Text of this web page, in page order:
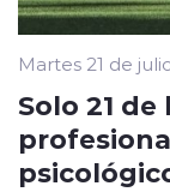
Martes 21 de
Solo 21